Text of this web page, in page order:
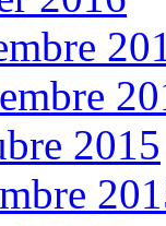
2015